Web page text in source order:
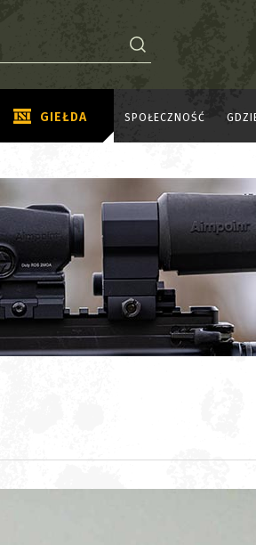
GIEŁDA SPOŁECZNOŚĆ